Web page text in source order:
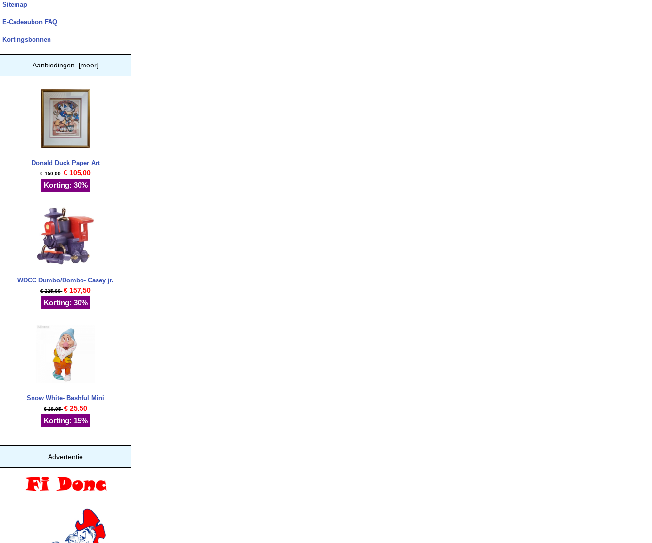
Sitemap
E-Cadeaubon FAQ
Kortingsbonnen
Aanbiedingen [meer]
Donald Duck Paper Art
€ 150,00 € 105,00
Korting: 30%
WDCC Dumbo/Dombo- Casey jr.
€ 225,00 € 157,50
Korting: 30%
Snow White- Bashful Mini
€ 29,95 € 25,50
Korting: 15%
Advertentie